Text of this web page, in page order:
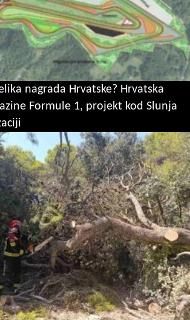
nagrada Hrvatske? Hrvatska
Formule 1, projekt kod Slunja